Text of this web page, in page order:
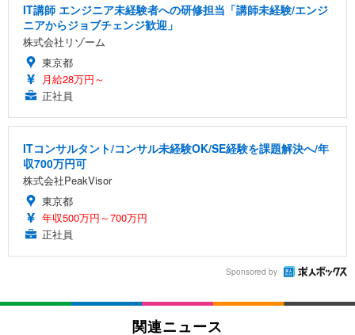
IT講師 エンジニア未経験者への研修担当「講師未経験/エンジ
ニアからジョブチェンジ歓迎」
株式会社リゾーム
東京都
月給28万円～
正社員
ITコンサルタント/コンサル未経験OK/SE経験を課題解決へ/年
収700万円可
株式会社PeakVisor
東京都
年収500万円～700万円
正社員
Sponsored by
関連ニュース